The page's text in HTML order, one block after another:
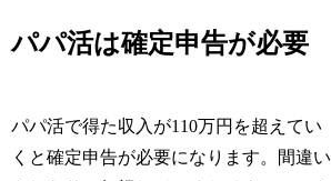
パパ活は確定申告が必要
パパ活で得た収入が110万円を超えてい
くと確定申告が必要になります。間違い